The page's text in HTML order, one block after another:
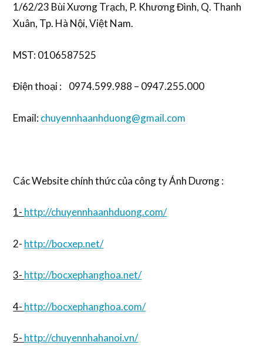
1/62/23 Bùi Xương Trạch, P. Khương Đình, Q. Thanh
Xuân, Tp. Hà Nội, Việt Nam.
MST: 0106587525
Điện thoại : 0974.599.988 – 0947.255.000
Email:chuyennhaanhduong@gmail.com
Các Website chính thức của công ty Ánh Dương :
1- http://chuyennhaanhduong.com/
2- http://bocxep.net/
3- http://bocxephanghoa.net/
4- http://bocxephanghoa.com/
5- http://chuyennhahanoi.vn/